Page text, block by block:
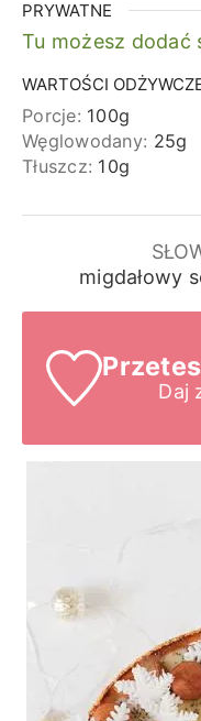
PRYWATNE
Tu możesz
WARTOŚCI
Porcje: 100g
Węglowodany: 25g
Tłuszcz: 10g
migdałowy
Daj